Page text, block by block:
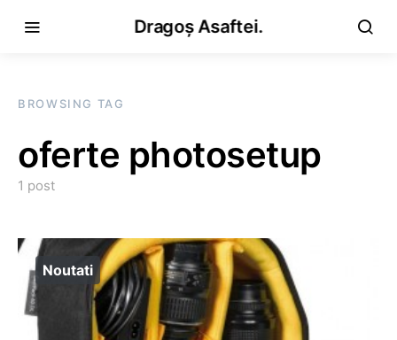
Dragoș Asaftei.
BROWSING TAG
oferte photosetup
1 post
Noutati